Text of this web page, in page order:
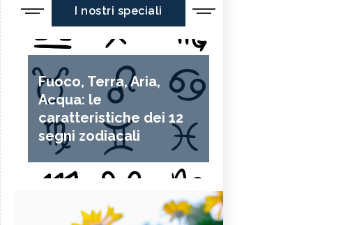
I nostri speciali
Fuoco, Terra, Aria,
Acqua: le
caratteristiche dei 12
segni zodiacali